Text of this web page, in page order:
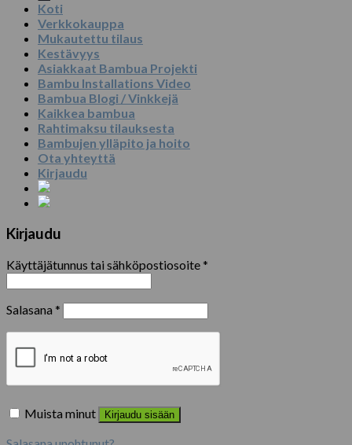
Koti
Verkkokauppa
Mukautettu tilaus
Kestävyys
Asiakkaat Bambua Projekti
Bambu Installations Video
Bambua Blogi / Vinkkejä
Kaikkea bambua
Rahtimaksu tilauksesta
Bambujen ylläpito ja hoito
Ota yhteyttä
Kirjaudu
Kirjaudu
Käyttäjätunnus tai sähköpostiosoite*
Salasana *
Muista minut Kirjaudu sisään